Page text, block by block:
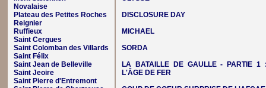
Novalaise
Plateau des Petites Roches
Reignier
Ruffieux
Saint Cergues
Saint Colomban des Villards
Saint Félix
Saint Jean de Belleville
Saint Jeoire
Saint Pierre d'Entremont
DISCLOSURE DAY
MICHAEL
SORDA
LA BATAILLE DE GAULLE - PARTIE 1
L'ÂGE DE FER